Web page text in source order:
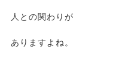
人との関わりが
ありますよね。